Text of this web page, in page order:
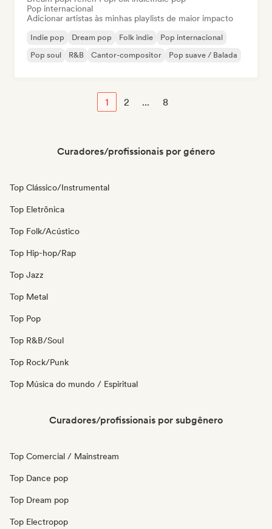
Pop internacional
Adicionar artistas às minhas playlists de maior impacto
Indie pop Dream pop Folk indie
Pop internacional
Pop soul
R&B Cantor-compositor Pop suave / Balada
1 2 ... 8
Curadores/profissionais por género
Top Clássico/Instrumental
Top Eletrônica
Top Folk/Acústico
Top Hip-hop/Rap
Top Jazz
Top Metal
Top Pop
Top R&B/Soul
Top Rock/Punk
Top Música do mundo / Espiritual
Curadores/profissionais por subgênero
Top Comercial / Mainstream
Top Dance pop
Top Dream pop
Top Electropop